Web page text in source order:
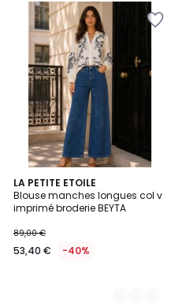
LA PETITE ETOILE
Blouse manches longues col v
imprimé broderie BEYTA
89,00 €
53,40 € -40%
2
Couleurs